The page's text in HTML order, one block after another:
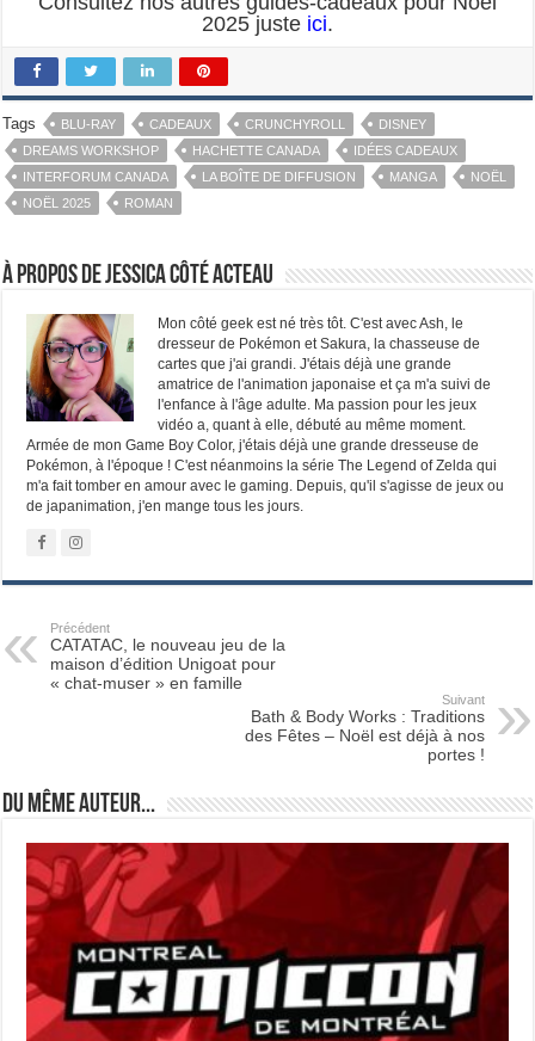
2025 juste ici.
Tags BLU-RAY CADEAUX CRUNCHYROLL
DISNEY
DREAMS WORKSHOP
HACHETTE CANADA
IDÉES CADEAUX
INTERFORUM CANADA
LA BOÎTE DE DIFFUSION MANGA
NOËL
NOËL 2025
ROMAN
À propos de Jessica Côté Acteau
Mon côté geek est né très tôt. C'est avec Ash, le
dresseur de Pokémon et Sakura, la chasseuse de
cartes que j'ai grandi. J'étais déjà une grande
amatrice de l'animation japonaise et ça m'a suivi de
l'enfance à l'âge adulte. Ma passion pour les jeux
vidéo a, quant à elle, débuté au même moment.
Armée de mon Game Boy Color, j'étais déjà une grande dresseuse de
Pokémon, à l'époque ! C'est néanmoins la série The Legend of Zelda qui
m'a fait tomber en amour avec le gaming. Depuis, qu'il s'agisse de jeux ou
de japanimation, j'en mange tous les jours.
Précédent
CATATAC, le nouveau jeu de la
maison d’édition Unigoat pour
« chat-muser » en famille
Suivant
Bath & Body Works : Traditions
des Fêtes – Noël est déjà à nos
portes !
Du même auteur...